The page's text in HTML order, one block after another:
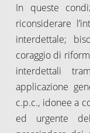
In queste
riconsiderare
interdettale;
coraggio di
interdettali
applicazione
c.p.c., idonee a
ed urgente